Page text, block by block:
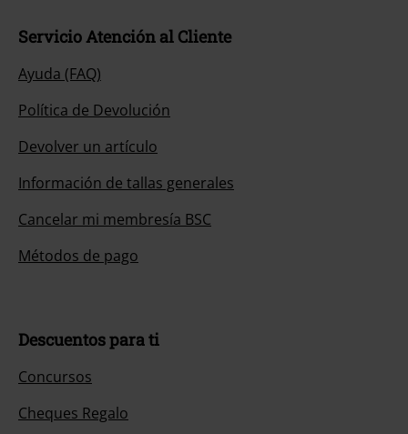
Servicio Atención al Cliente
Ayuda (FAQ)
Política de Devolución
Devolver un artículo
Información de tallas generales
Cancelar mi membresía BSC
Métodos de pago
Descuentos para ti
Concursos
Cheques Regalo